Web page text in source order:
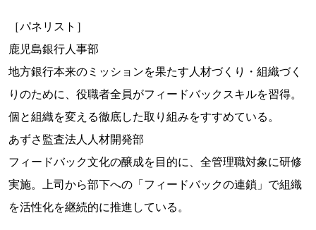
［パネリスト］
鹿児島銀行人事部
地方銀行本来のミッションを果たす人材づくり・組織づく
りのために、役職者全員がフィードバックスキルを習得。
個と組織を変える徹底した取り組みをすすめている。
あずさ監査法人人材開発部
フィードバック文化の醸成を目的に、全管理職対象に研修
実施。上司から部下への「フィードバックの連鎖」で組織
を活性化を継続的に推進している。